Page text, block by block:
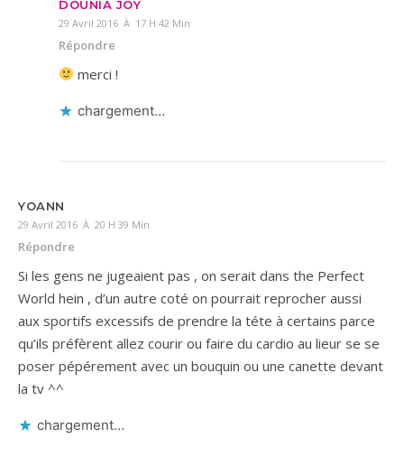
DOUNIA JOY
29 Avril 2016 À 17 H 42 Min
Répondre
merci !
chargement…
YOANN
29 Avril 2016 À 20 H 39 Min
Répondre
Si les gens ne jugeaient pas , on serait dans the Perfect
World hein , d’un autre coté on pourrait reprocher aussi
aux sportifs excessifs de prendre la téte à certains parce
qu’ils préfèrent allez courir ou faire du cardio au lieur se se
poser pépérement avec un bouquin ou une canette devant
la tv ^^
chargement…